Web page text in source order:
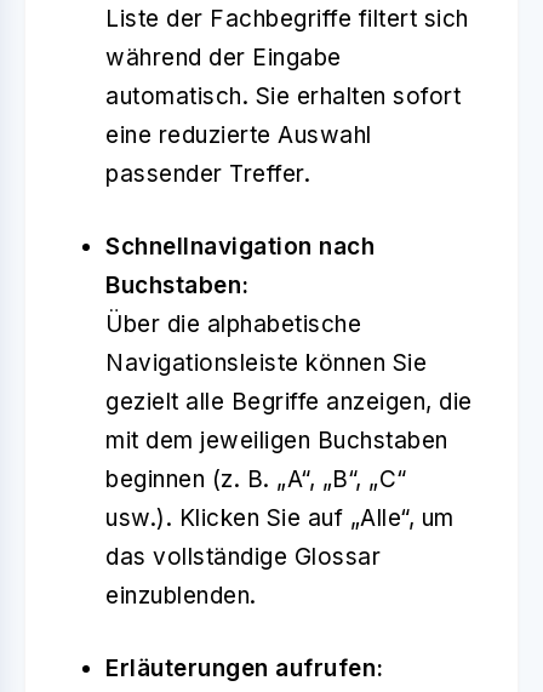
Liste der Fachbegriffe filtert sich
während der Eingabe
automatisch. Sie erhalten sofort
eine reduzierte Auswahl
passender Treffer.
Schnellnavigation nach
Buchstaben:
Über die alphabetische
Navigationsleiste können Sie
gezielt alle Begriffe anzeigen, die
mit dem jeweiligen Buchstaben
beginnen (z. B. „A“, „B“, „C“
usw.). Klicken Sie auf „Alle“, um
das vollständige Glossar
einzublenden.
Erläuterungen aufrufen: